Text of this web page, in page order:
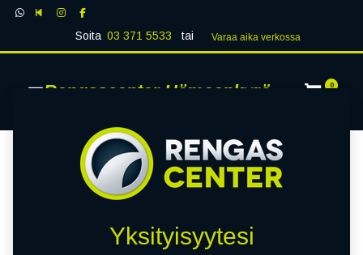
Soita 03 371 5533 tai Varaa aika verk​​​​ossa
Rengascenter Hämeenkyrö 0
Yksityisyytesi